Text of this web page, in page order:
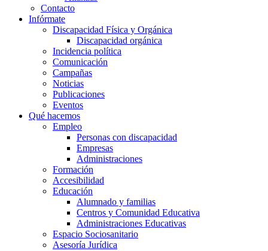
Contacto
Infórmate
Discapacidad Física y Orgánica
Discapacidad orgánica
Incidencia política
Comunicación
Campañas
Noticias
Publicaciones
Eventos
Qué hacemos
Empleo
Personas con discapacidad
Empresas
Administraciones
Formación
Accesibilidad
Educación
Alumnado y familias
Centros y Comunidad Educativa
Administraciones Educativas
Espacio Sociosanitario
Asesoría Jurídica